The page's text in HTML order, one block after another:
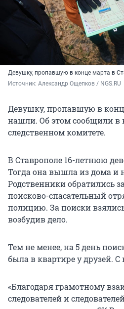
Девушку, пропавшую в конце марта в
Источник: Александр Ощепков / NGS.RU
Девушку, пропавшую в
нашли. Об этом сообщили в
следственном комитете.
В Ставрополе 16-летнюю
Тогда она вышла из дома и
Родственники обратились
поисково-спасательный
полицию. За поиски
возбудив дело.
Тем не менее, на 5 день
была в квартире у друзей. С
«Благодаря грамотному
следователей и